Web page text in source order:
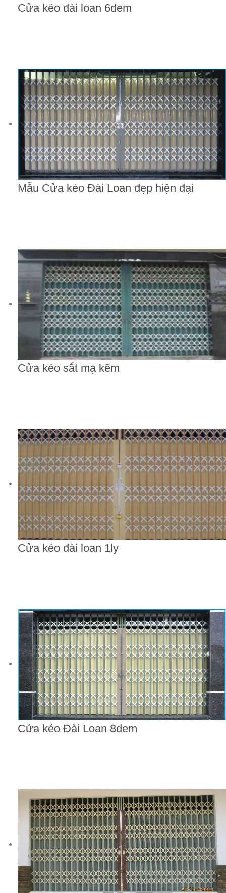
Cửa kéo đài loan 6dem
Mẫu Cửa kéo Đài Loan đẹp hiện đại
Cửa kéo sắt mạ kẽm
Cửa kéo đài loan 1ly
Cửa kéo Đài Loan 8dem